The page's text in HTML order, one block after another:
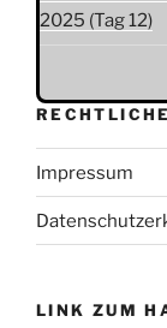
2025 (Tag 12)
Impressum
LINK ZUM